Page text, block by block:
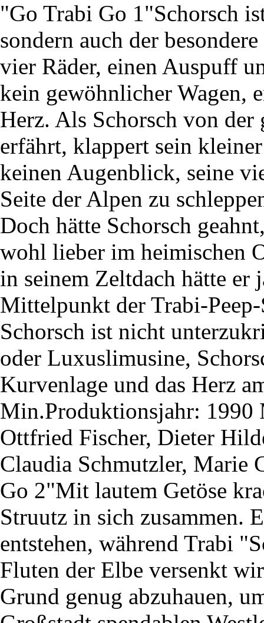
"Go Trabi Go 1"Schorsch
sondern auch der
vier Räder, einen Auspuff
kein gewöhnlicher Wagen,
Herz. Als Schorsch von der
erfährt, klappert sein
keinen Augenblick, seine
Seite der Alpen zu
Doch hätte Schorsch
wohl lieber im heimischen
in seinem Zeltdach hätte er
Mittelpunkt der Trabi-
Schorsch ist nicht
oder Luxuslimusine,
Kurvenlage und das Herz
Min.Produktionsjahr: 1990
Ottfried Fischer, Dieter
Claudia Schmutzler, Marie
Go 2"Mit lautem Getöse
Struutz in sich zusammen.
entstehen, während Trabi
Fluten der Elbe versenkt
Grund genug abzuhauen,